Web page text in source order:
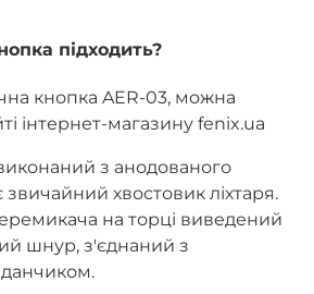
підходить?
кнопка AER-03, можна
інтернет-магазину fenix.ua
з анодованого
звичайний хвостовик ліхтаря.
на торці виведений
шнур, з'єднаний з